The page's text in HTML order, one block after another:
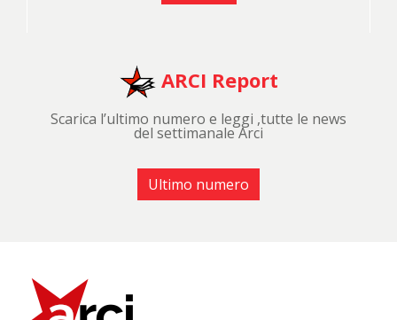
ARCI Report
Scarica l’ultimo numero e leggi ,tutte le news
del settimanale Arci
Ultimo numero